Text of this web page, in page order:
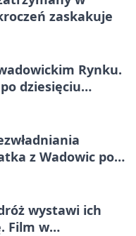
zaskakuje
Rynku.
po dziesięciu
z Wadowic pod
wystawi ich
Film w